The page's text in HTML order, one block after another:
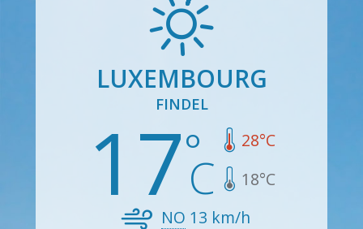
LUXEMBOURG
FINDEL
17 28°C
18°C
NO 13 km/h